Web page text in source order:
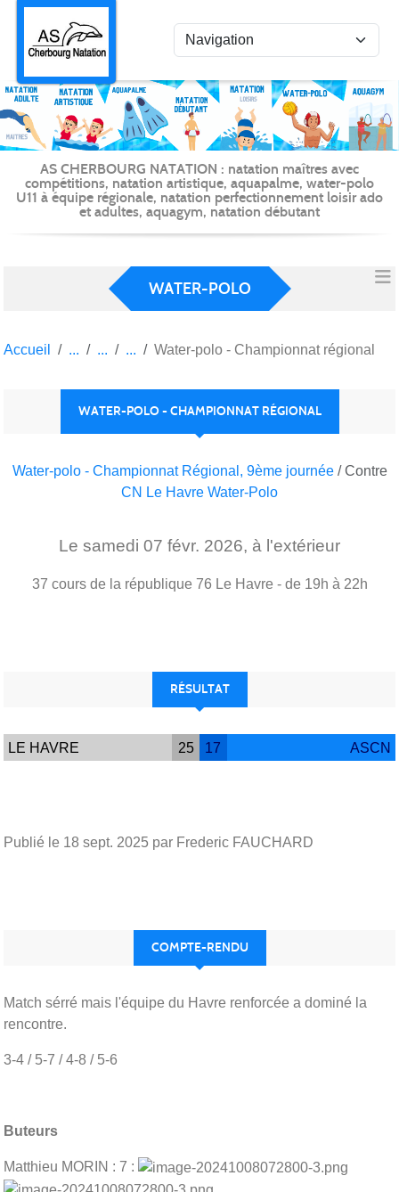
AS CHERBOURG NATATION : natation maîtres avec
compétitions, natation artistique, aquapalme, water-polo
U11 à équipe régionale, natation perfectionnement loisir ado
et adultes, aquagym, natation débutant
WATER-POLO
Accueil Water-polo - Championnat régional
WATER-POLO - CHAMPIONNAT RÉGIONAL
Water-polo - Championnat Régional, 9ème journée / Contre
CN Le Havre Water-Polo
Le samedi 07 févr. 2026, à l'extérieur
37 cours de la république 76 Le Havre - de 19h à 22h
RÉSULTAT
LE HAVRE 25 17 ASCN
Publié le 18 sept. 2025 par Frederic FAUCHARD
COMPTE-RENDU
Match sérré mais l'équipe du Havre renforcée a dominé la
rencontre.
3-4 / 5-7 / 4-8 / 5-6
Buteurs
Matthieu MORIN : 7 :
Panneau de gestion des cookies